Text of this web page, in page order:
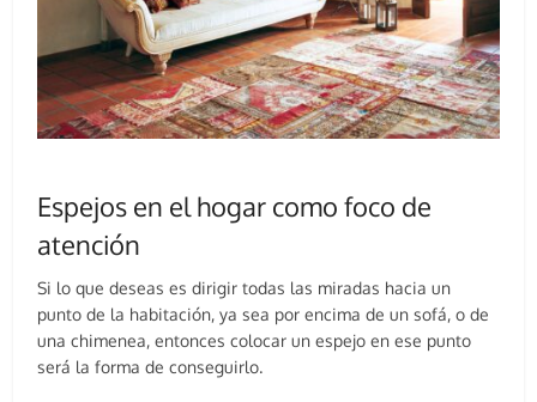
Espejos en el hogar como foco de
atención
Si lo que deseas es dirigir todas las miradas hacia un
punto de la habitación, ya sea por encima de un sofá, o de
una chimenea, entonces colocar un espejo en ese punto
será la forma de conseguirlo.